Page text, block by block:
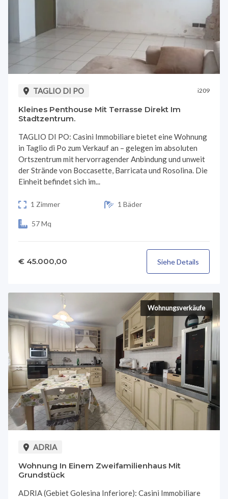
TAGLIO DI PO i209
Kleines Penthouse Mit Terrasse Direkt Im
Stadtzentrum.
TAGLIO DI PO: Casini Immobiliare bietet eine Wohnung
in Taglio di Po zum Verkauf an – gelegen im absoluten
Ortszentrum mit hervorragender Anbindung und unweit
der Strände von Boccasette, Barricata und Rosolina. Die
Einheit befindet sich im...
1 Zimmer 1 Bäder
57 Mq
€ 45.000,00 Siehe Details
Wohnungsverkäufe
ADRIA
Wohnung In Einem Zweifamilienhaus Mit
Grundstück
ADRIA (Gebiet Golesina Inferiore): Casini Immobiliare